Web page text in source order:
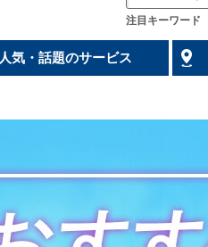
注目キーワード
人気・話題のサービス